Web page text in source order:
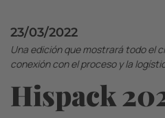
23/03/2022
Una edición que mostrará todo el
conexión con el proceso y la
Hispack